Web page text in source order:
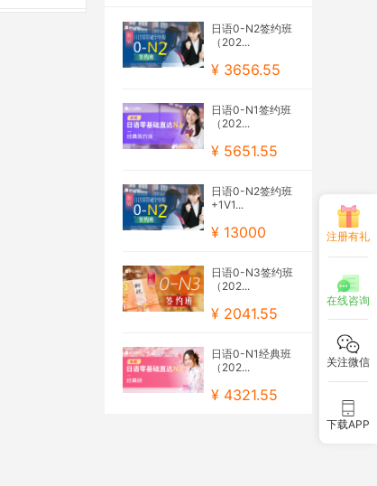
日语0-N2签约班
（202...
¥ 3656.55
日语0-N1签约班
（202...
¥ 5651.55
日语0-N2签约班
+1V1...
¥ 13000
日语0-N3签约班
（202...
¥ 2041.55
日语0-N1经典班
（202...
¥ 4321.55
注册有礼
在线咨询
关注微信
下载APP